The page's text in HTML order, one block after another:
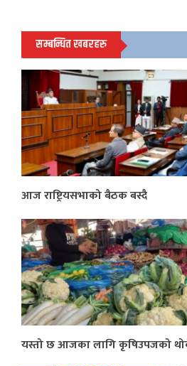
सम्बन्धित खबरहरु
आज राष्ट्रियसभाको बैठक बस्दै
यस्तो छ आजका लागि कृषिउपजको